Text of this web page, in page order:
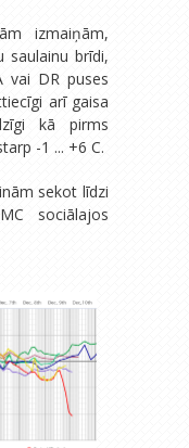
izmaiņām,
saulainu brīdi,
vai DR puses
arī gaisa
kā pirms
-1 ... +6 C.
sekot līdzi
sociālajos